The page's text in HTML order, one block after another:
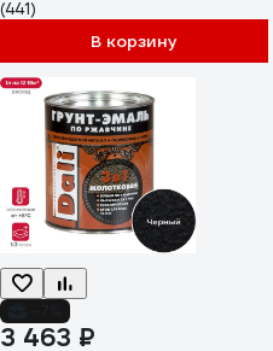
(441)
В корзину
3 463 ₽